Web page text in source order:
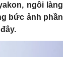
ngôi làng
bức ảnh phần